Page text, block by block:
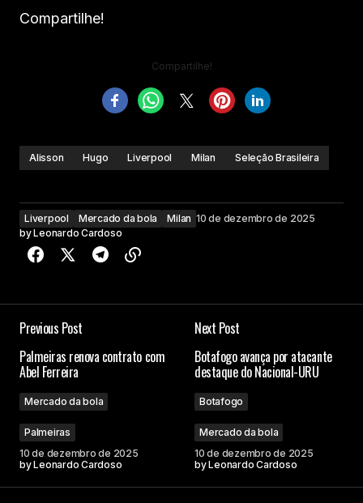
Compartilhe!
Compartilhe!
Alisson Hugo Liverpool Milan Seleção Brasileira
Liverpool Mercado da bola Milan 10 de dezembro de 2025
byLeonardo Cardoso
Previous Post
Palmeiras renova contrato com
Abel Ferreira
Mercado da bola
Palmeiras
10 de dezembro de 2025
byLeonardo Cardoso
Next Post
Botafogo avança por atacante
destaque do Nacional-URU
Botafogo
Mercado da bola
10 de dezembro de 2025
byLeonardo Cardoso